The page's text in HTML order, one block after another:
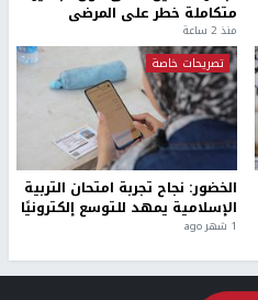
متكاملة خطر على المرضى
منذ 2 ساعة
تصريحات خاصة
الخضور: نجاح تجربة امتحان التربية
الإسلامية يمهد للتوسع إلكترونيًا
1 شهر ago